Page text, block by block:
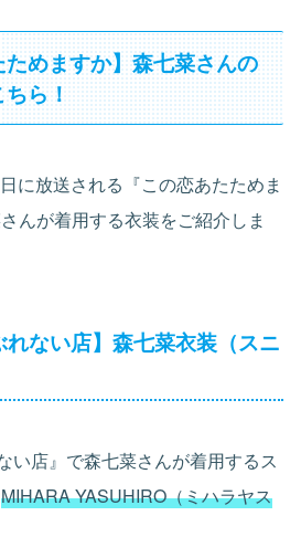
めますか】森七菜さんの
ちら！
に放送される『この恋あたためま
んが着用する衣装をご紹介しま
れない店】森七菜衣装（スニ
い店』で森七菜さんが着用するス
MIHARA YASUHIRO（ミハラヤス